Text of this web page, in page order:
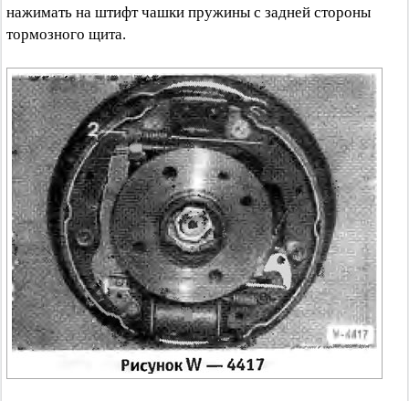
нажимать на штифт чашки пружины с задней стороны
тормозного щита.